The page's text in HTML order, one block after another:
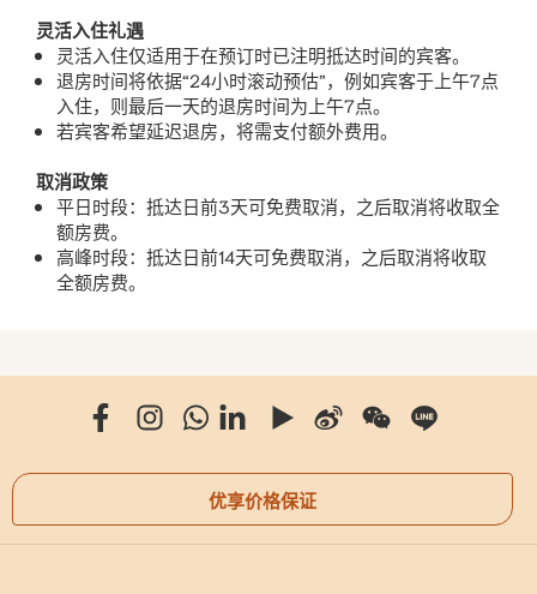
灵活入住礼遇
灵活入住仅适用于在预订时已注明抵达时间的宾客。
退房时间将依据“24小时滚动预估”，例如宾客于上午7点
入住，则最后一天的退房时间为上午7点。
若宾客希望延迟退房，将需支付额外费用。
取消政策
平日时段：抵达日前3天可免费取消，之后取消将收取全
额房费。
高峰时段：抵达日前14天可免费取消，之后取消将收取
全额房费。
优享价格保证